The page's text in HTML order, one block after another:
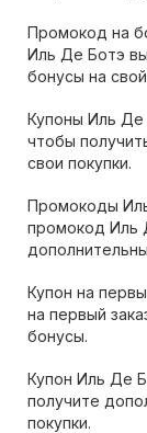
Промокод на
Иль Де Ботэ
бонусы на свой
Купоны Иль Де
чтобы
свои покупки.
Промокоды
промокод Иль
Купон на
на первый
бонусы.
Купон Иль Де
получите
покупки.